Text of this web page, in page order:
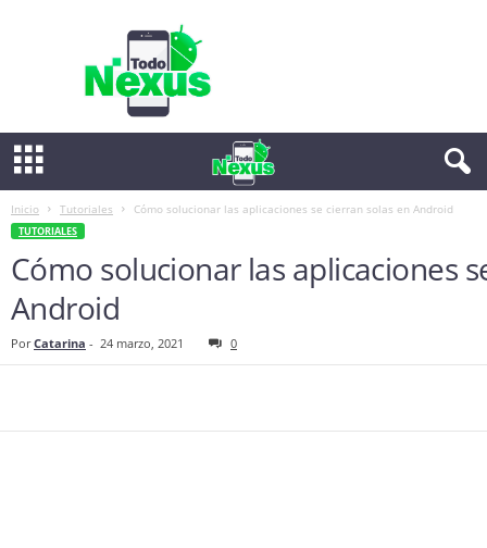
e
Inicio Tutoriales Cómo solucionar las aplicaciones se cierran solas en Android
TUTORIALES
Cómo solucionar las aplicaciones
Android
Por Catarina - 24 marzo, 2021 0